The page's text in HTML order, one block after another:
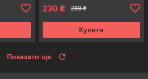
230 ₴ 288 ₴
Купити
Показати ще